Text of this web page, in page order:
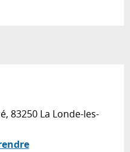
83250 La Londe-les-